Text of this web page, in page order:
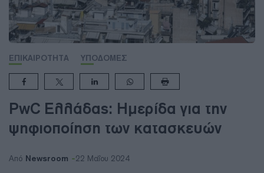
ΕΠΙΚΑΙΡΟΤΗΤΑ ΥΠΟΔΟΜΕΣ
PwC Ελλάδας: Ημερίδα για την
ψηφιοποίηση των κατασκευών
Από Newsroom 22 Μαΐου 2024